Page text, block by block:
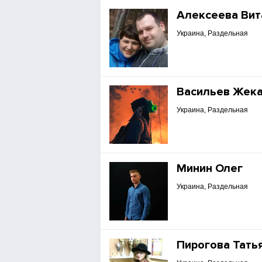
Алексеева
Украина, Раздельная
Васильев Жека
Украина, Раздельная
Минин Олег
Украина, Раздельная
Пирогова